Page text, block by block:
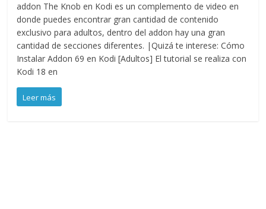
addon The Knob en Kodi es un complemento de video en
donde puedes encontrar gran cantidad de contenido
exclusivo para adultos, dentro del addon hay una gran
cantidad de secciones diferentes. |Quizá te interese: Cómo
Instalar Addon 69 en Kodi [Adultos] El tutorial se realiza con
Kodi 18 en
Leer más